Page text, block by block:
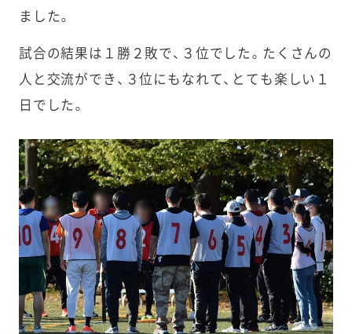
ました。
試合の結果は１勝２敗で、３位でした。たくさんの
人と交流ができ、３位にもなれて、とても楽しい１
日でした。